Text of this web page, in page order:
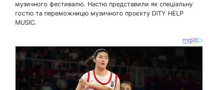
музичного фестивалю. Настю представили як спеціальну
гостю та переможницю музичного проєкту DITY HELP
MUSIC.